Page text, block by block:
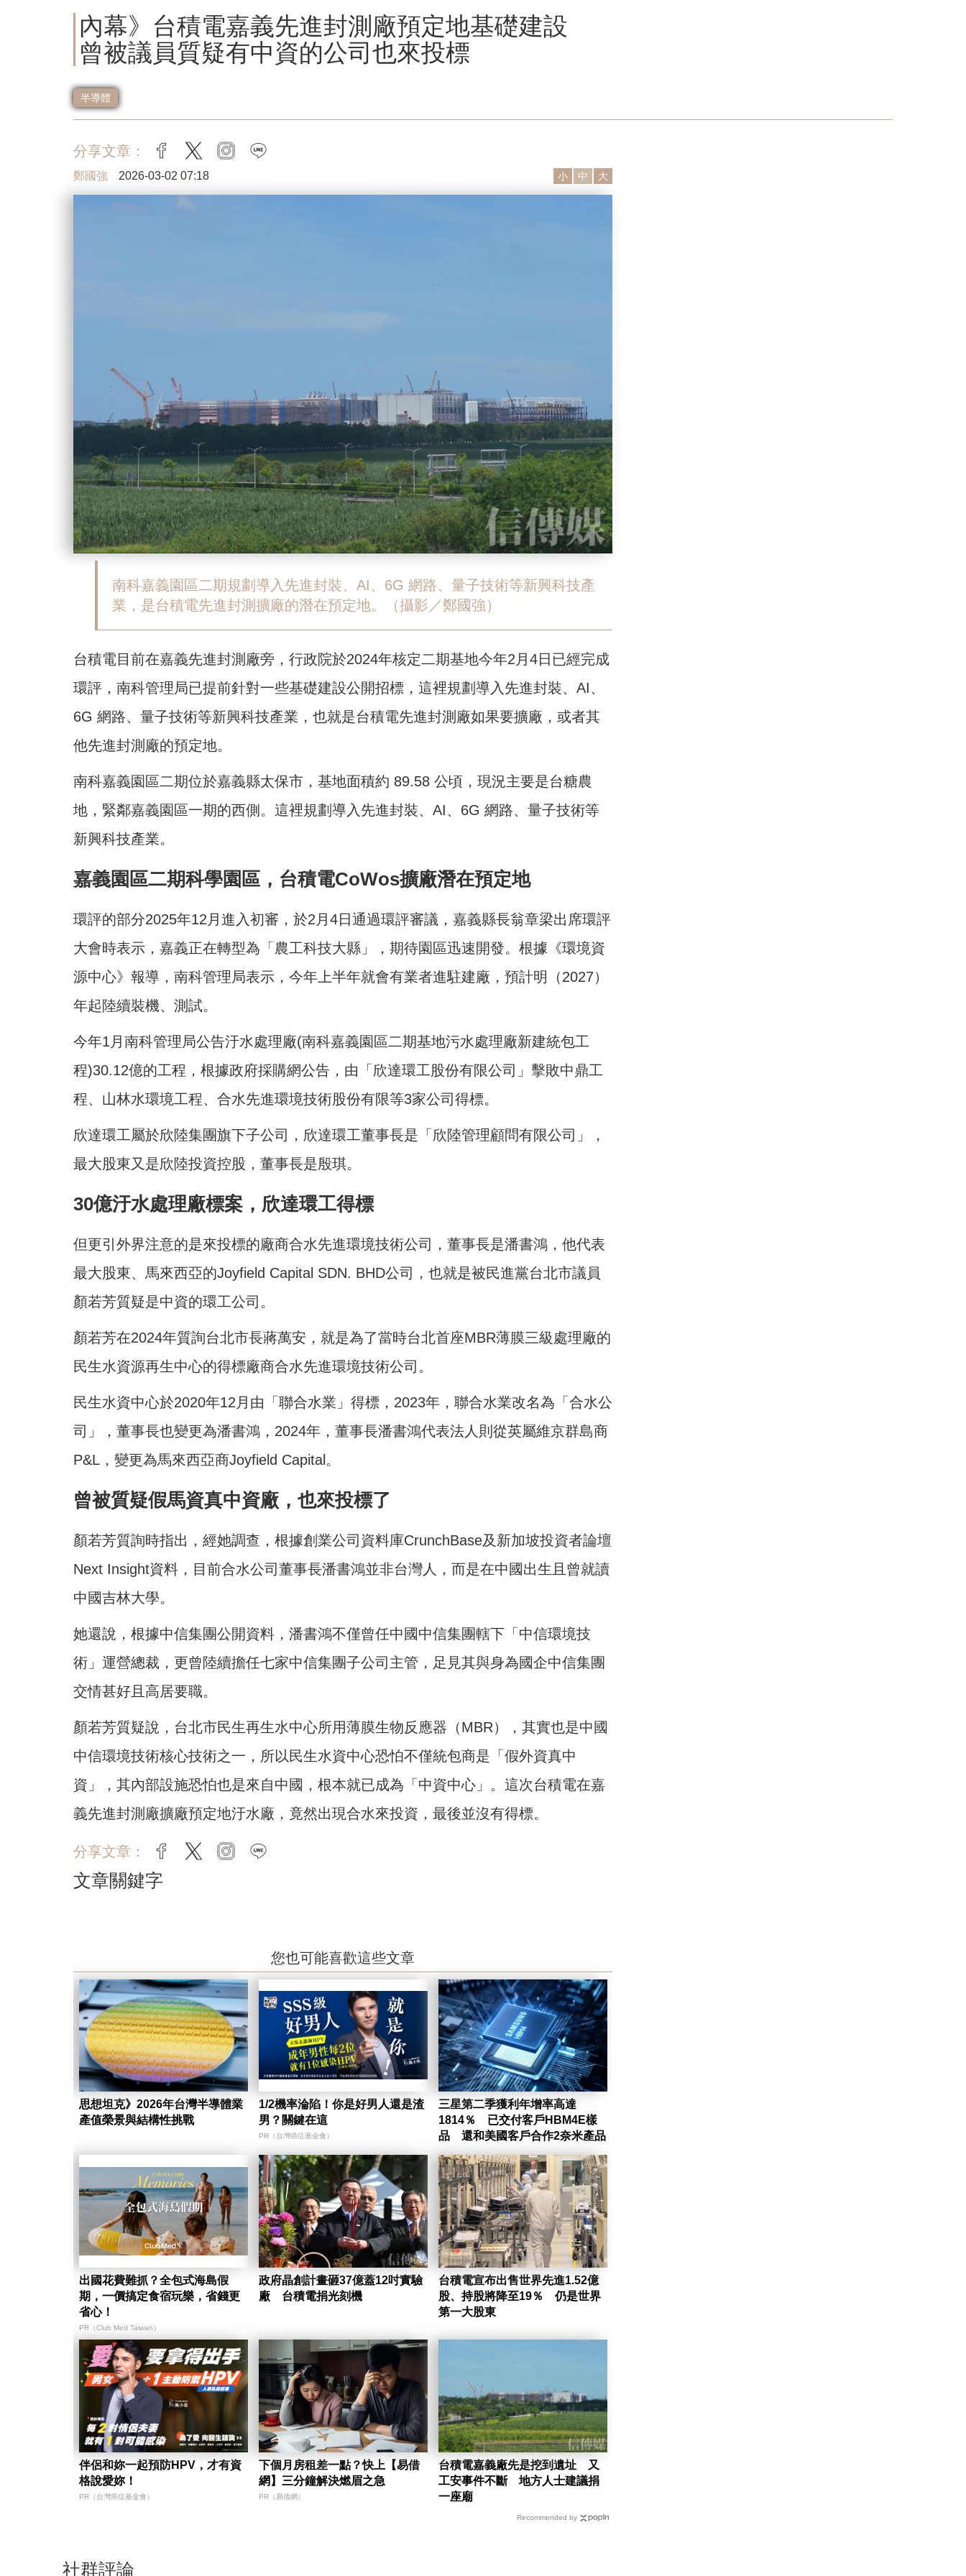
內幕》台積電嘉義先進封測廠預定地基礎建設
曾被議員質疑有中資的公司也來投標
半導體
分享文章： facebook
twitter instagram
鄭國強 2026-03-02 07:18 小 中 大
南科嘉義園區二期規劃導入先進封裝、AI、6G 網路、量子技術等新興科技產
業，是台積電先進封測擴廠的潛在預定地。（攝影／鄭國強）
台積電目前在嘉義先進封測廠旁，行政院於2024年核定二期基地今年2月4日已經完成
環評，南科管理局已提前針對一些基礎建設公開招標，這裡規劃導入先進封裝、AI、
6G 網路、量子技術等新興科技產業，也就是台積電先進封測廠如果要擴廠，或者其
他先進封測廠的預定地。
南科嘉義園區二期位於嘉義縣太保市，基地面積約 89.58 公頃，現況主要是台糖農
地，緊鄰嘉義園區一期的西側。這裡規劃導入先進封裝、AI、6G 網路、量子技術等
新興科技產業。
嘉義園區二期科學園區，台積電CoWos擴廠潛在預定地
環評的部分2025年12月進入初審，於2月4日通過環評審議，嘉義縣長翁章梁出席環評
大會時表示，嘉義正在轉型為「農工科技大縣」，期待園區迅速開發。根據《環境資
源中心》報導，南科管理局表示，今年上半年就會有業者進駐建廠，預計明（2027）
年起陸續裝機、測試。
今年1月南科管理局公告汙水處理廠(南科嘉義園區二期基地污水處理廠新建統包工
程)30.12億的工程， 根據政府採購網公告， 由 「 欣達環工股份有限公司 」 擊敗中鼎工
程、山林水環境工程、合水先進環境技術股份有限等3家公司得標。
欣達環工屬於欣陸集團旗下子公司，欣達環工董事長是「欣陸管理顧問有限公司」，
最大股東又是欣陸投資控股，董事長是殷琪。
30億汙水處理廠標案，欣達環工得標
但更引外界注意的是來投標的廠商合水先進環境技術公司，董事長是潘書鴻，他代表
最大股東、馬來西亞的Joyfield Capital SDN. BHD公司，也就是被民進黨台北市議員
顏若芳質疑是中資的環工公司。
顏若芳在2024年質詢台北市長蔣萬安，就是為了當時台北首座MBR薄膜三級處理廠的
民生水資源再生中心的得標廠商合水先進環境技術公司。
民生水資中心於2020年12月由「聯合水業」得標，2023年，聯合水業改名為「合水公
司」，董事長也變更為潘書鴻，2024年，董事長潘書鴻代表法人則從英屬維京群島商
P&L，變更為馬來西亞商Joyfield Capital。
曾被質疑假馬資真中資廠，也來投標了
顏若芳質詢時指出，經她調查，根據創業公司資料庫CrunchBase及新加坡投資者論壇
Next Insight資料，目前合水公司董事長潘書鴻並非台灣人，而是在中國出生且曾就讀
中國吉林大學。
她還說，根據中信集團公開資料，潘書鴻不僅曾任中國中信集團轄下「中信環境技
術」運營總裁，更曾陸續擔任七家中信集團子公司主管，足見其與身為國企中信集團
交情甚好且高居要職。
顏若芳質疑說，台北市民生再生水中心所用薄膜生物反應器（MBR），其實也是中國
中信環境技術核心技術之一，所以民生水資中心恐怕不僅統包商是「假外資真中
資」，其內部設施恐怕也是來自中國，根本就已成為「中資中心」。這次台積電在嘉
義先進封測廠擴廠預定地汙水廠，竟然出現合水來投資，最後並沒有得標。
分享文章： facebook
twitter instagram
文章關鍵字
您也可能喜歡這些文章
思想坦克》2026年台灣半導體業
產值榮景與結構性挑戰
1/2機率淪陷！你是好男人還是渣
男？關鍵在這
PR（台灣癌症基金會）
三星第二季獲利年增率高達
1814％ 已交付客戶HBM4E樣
品 還和美國客戶合作2奈米產品
出國花費難抓？全包式海島假
期，一價搞定食宿玩樂，省錢更
省心！
PR（Club Med Taiwan）
政府晶創計畫砸37億蓋12吋實驗
廠 台積電捐光刻機
台積電宣布出售世界先進1.52億
股、持股將降至19％ 仍是世界
第一大股東
伴侶和妳一起預防HPV，才有資
格說愛妳！
PR（台灣癌症基金會）
下個月房租差一點？快上【易借
網】三分鐘解決燃眉之急
PR（易借網）
台積電嘉義廠先是挖到遺址 又
工安事件不斷 地方人士建議捐
一座廟
Recommended by
社群評論